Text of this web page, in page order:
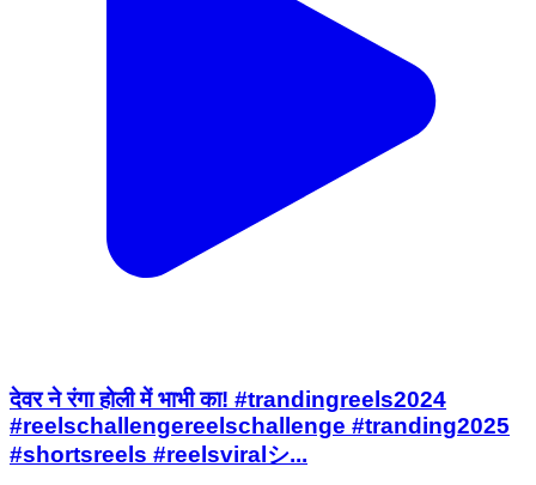
देवर ने रंगा होली में भाभी का! #trandingreels2024
#reelschallengereelschallenge #tranding2025
#shortsreels #reelsviralシ...